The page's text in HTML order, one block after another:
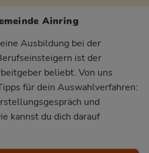
Ainring
Ausbildung bei der
ist der
beliebt. Von uns
für dein Auswahlverfahren:
und
kannst du dich darauf